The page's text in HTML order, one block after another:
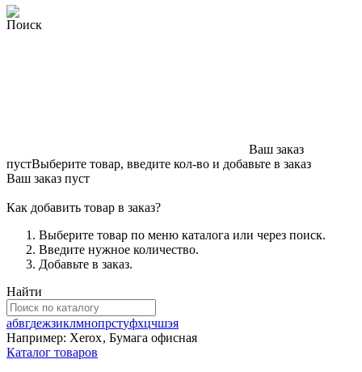
Поиск
Ваш заказ
пустВыберите товар, введите кол-во и добавьте в заказ
Ваш заказ пуст
Как добавить товар в заказ?
Выберите товар по меню каталога или через поиск.
Введите нужное количество.
Добавьте в заказ.
Найти
абвгдежзиклмнопрстуфхцчшэя
Например: Xerox, Бумага офисная
Каталог товаров